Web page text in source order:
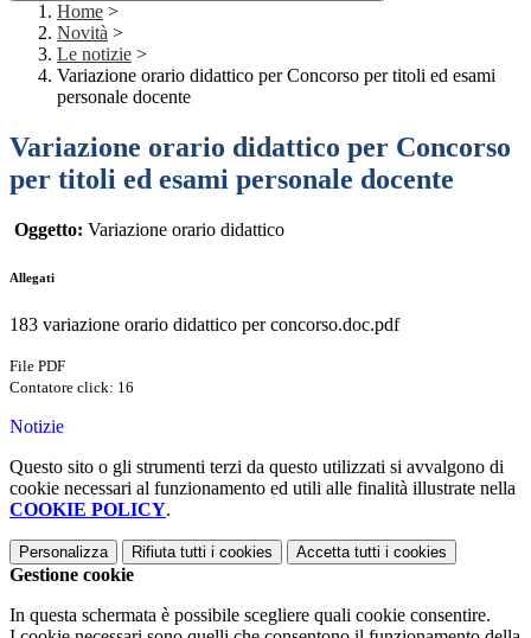
Home >
Novità >
Le notizie >
Variazione orario didattico per Concorso per titoli ed esami
personale docente
Variazione orario didattico per Concorso
per titoli ed esami personale docente
Oggetto: Variazione orario didattico
Allegati
183 variazione orario didattico per concorso.doc.pdf
File PDF
Contatore click: 16
Notizie
Questo sito o gli strumenti terzi da questo utilizzati si avvalgono di
cookie necessari al funzionamento ed utili alle finalità illustrate nella
COOKIE POLICY.
Personalizza Rifiuta tutti i cookies Accetta tutti i cookies
Gestione cookie
In questa schermata è possibile scegliere quali cookie consentire.